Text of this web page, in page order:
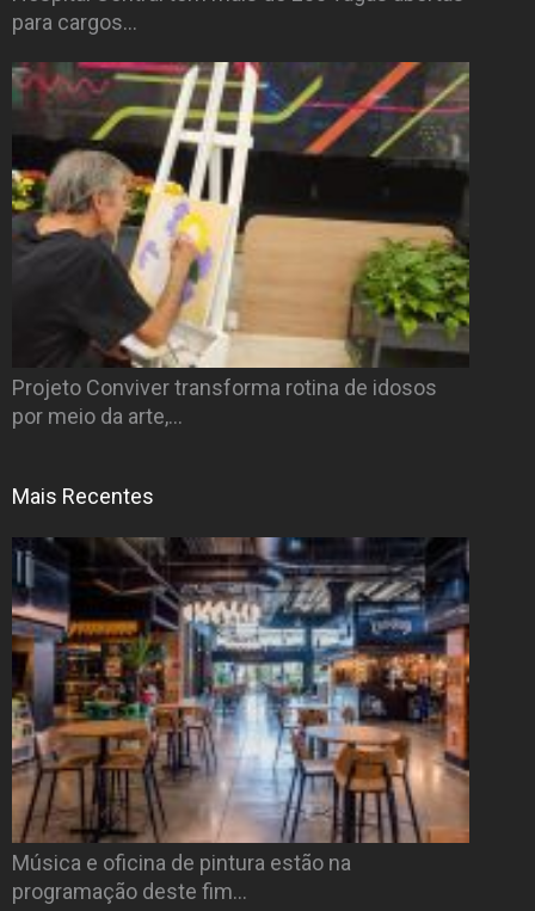
para cargos…
Projeto Conviver transforma rotina de idosos
por meio da arte,…
Mais Recentes
Música e oficina de pintura estão na
programação deste fim…